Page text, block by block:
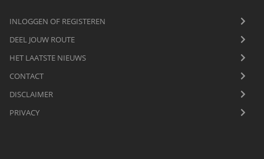
INLOGGEN OF REGISTEREN
DEEL JOUW ROUTE
HET LAATSTE NIEUWS
CONTACT
DISCLAIMER
PRIVACY